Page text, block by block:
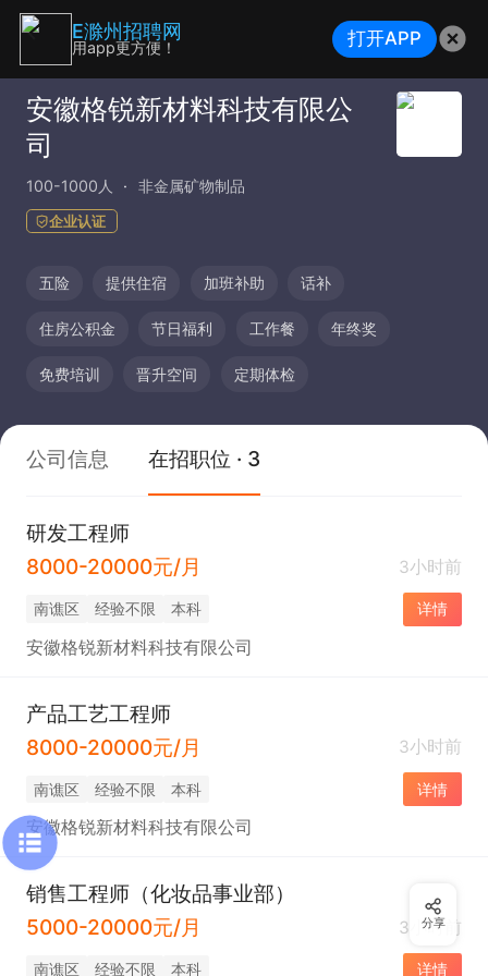
安徽格锐新材料科技有限公
司
100-1000人 非金属矿物制品
企业认证
五险 提供住宿 加班补助 话补
住房公积金 节日福利 工作餐 年终奖
免费培训 晋升空间 定期体检
公司信息 在招职位 · 3
研发工程师
8000-20000元/月
3小时前
南谯区 经验不限 本科 详情
安徽格锐新材料科技有限公司
产品工艺工程师
8000-20000元/月
3小时前
南谯区 经验不限 本科 详情
安徽格锐新材料科技有限公司
销售工程师（化妆品事业部）
5000-20000元/月
3小时前
南谯区 经验不限 本科 详情
分享
E滁州招聘网
用app更方便！ 打开APP